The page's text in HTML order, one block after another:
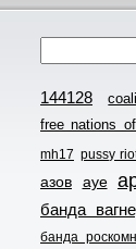
144128
free nations
mh17 pussy
азов ауе
банда
банда